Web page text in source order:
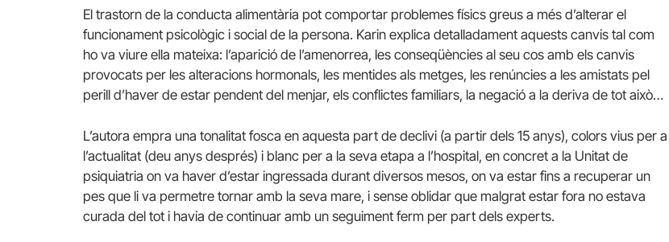
El trastorn de la conducta alimentària pot comportar problemes físics greus a més d’alterar el
funcionament psicològic i social de la persona. Karin explica detalladament aquests canvis tal com
ho va viure ella mateixa: l’aparició de l’amenorrea, les conseqüències al seu cos amb els canvis
provocats per les alteracions hormonals, les mentides als metges, les renúncies a les amistats pel
perill d’haver de estar pendent del menjar, els conflictes familiars, la negació a la deriva de tot això…
L’autora empra una tonalitat fosca en aquesta part de declivi (a partir dels 15 anys), colors vius per a
l’actualitat (deu anys després) i blanc per a la seva etapa a l’hospital, en concret a la Unitat de
psiquiatria on va haver d’estar ingressada durant diversos mesos, on va estar fins a recuperar un
pes que li va permetre tornar amb la seva mare, i sense oblidar que malgrat estar fora no estava
curada del tot i havia de continuar amb un seguiment ferm per part dels experts.